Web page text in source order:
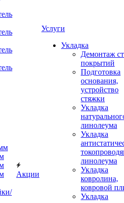
Акции
Услуги
Укладка
Демонтаж
покрытий
Подготовка
основания,
устройство
стяжки
Укладка
линолеума
Укладка
линолеума
Укладка
ковролина,
ковровой
Укладка